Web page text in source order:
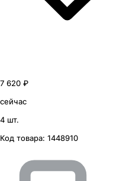
7 620 ₽
сейчас
4 шт.
Код товара: 1448910